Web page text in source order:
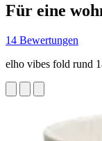
Für eine
14 Bewertungen
elho vibes fold rund